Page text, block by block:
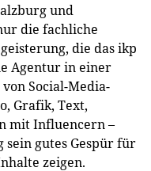
und
die fachliche
die das ikp
Agentur in einer
Social-Media-
Grafik, Text,
mit Influencern –
sein gutes Gespür für
zeigen.